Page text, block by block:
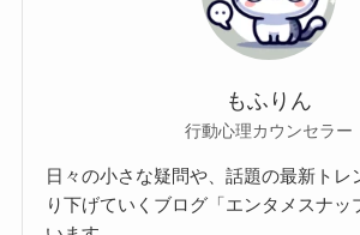
もふりん
行動心理カウンセラー
日々の小さな疑問や、話題の最新トレ
り下げていくブログ「エンタメスナッ